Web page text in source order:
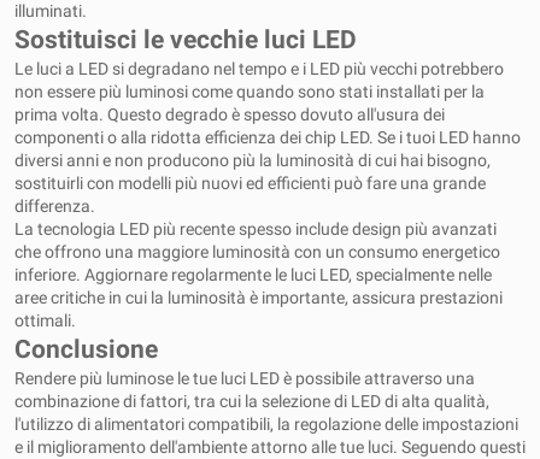
illuminati.
Sostituisci le vecchie luci LED
Le luci a LED si degradano nel tempo e i LED più vecchi potrebbero
non essere più luminosi come quando sono stati installati per la
prima volta. Questo degrado è spesso dovuto all'usura dei
componenti o alla ridotta efficienza dei chip LED. Se i tuoi LED hanno
diversi anni e non producono più la luminosità di cui hai bisogno,
sostituirli con modelli più nuovi ed efficienti può fare una grande
differenza.
La tecnologia LED più recente spesso include design più avanzati
che offrono una maggiore luminosità con un consumo energetico
inferiore. Aggiornare regolarmente le luci LED, specialmente nelle
aree critiche in cui la luminosità è importante, assicura prestazioni
ottimali.
Conclusione
Rendere più luminose le tue luci LED è possibile attraverso una
combinazione di fattori, tra cui la selezione di LED di alta qualità,
l'utilizzo di alimentatori compatibili, la regolazione delle impostazioni
e il miglioramento dell'ambiente attorno alle tue luci. Seguendo questi